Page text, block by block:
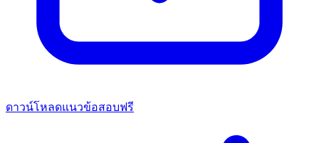
ดาวน์โหลดแนวข้อสอบฟรี